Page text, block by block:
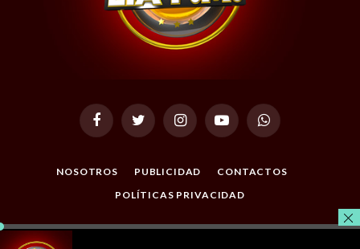
FacebookTwitter InstagramYouTubeWhatsApp
NOSOTROS PUBLICIDAD
CONTACTOS
POLÍTICAS PRIVACIDAD
© 2026 Todos los Derechos Reservados. Desarrollado por